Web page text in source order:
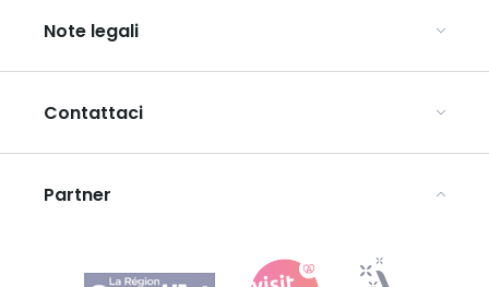
Champagne
Organizzate il vostro viaggio di gruppo
Scopri l’ART GE
Mediaroom
Note legali
Informativa sulla privacy
Avvertenze legali
Contattaci
Agence Régionale du Tourisme Grand Est
Partner